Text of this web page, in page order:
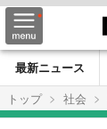
最新ニュース
トップ
社会